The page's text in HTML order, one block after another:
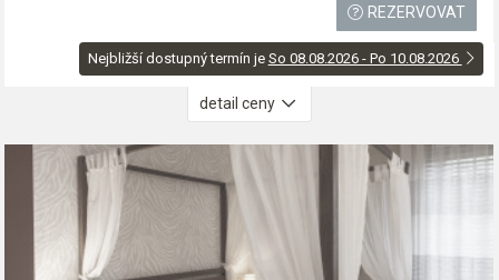
REZERVOVAT
Nejbližší dostupný termín je So 08.08.2026 - Po 10.08.2026
detail ceny